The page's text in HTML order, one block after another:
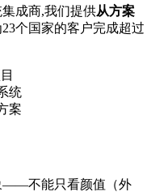
成商,我们提供从方案
个国家的客户完成超过
统
案
——不能只看颜值（外